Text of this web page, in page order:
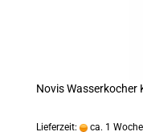
Novis Wasserkocher
Lieferzeit: ca. 1 Woche